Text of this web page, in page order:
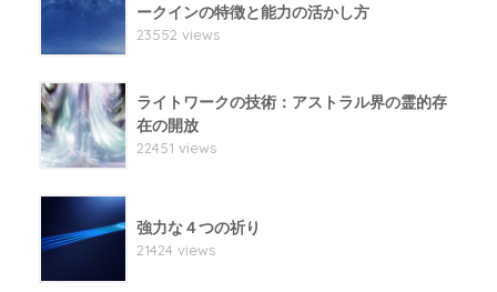
ークインの特徴と能力の活かし方
23552 views
ライトワークの技術：アストラル界の霊的存
在の開放
22451 views
強力な４つの祈り
21424 views